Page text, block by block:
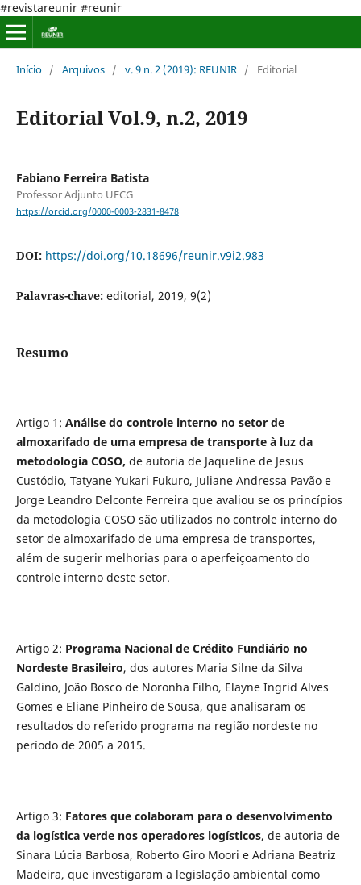
#revistareunir #reunir
Início / Arquivos / v. 9 n. 2 (2019): REUNIR / Editorial
Editorial Vol.9, n.2, 2019
Fabiano Ferreira Batista
Professor Adjunto UFCG
https://orcid.org/0000-0003-2831-8478
DOI: https://doi.org/10.18696/reunir.v9i2.983
Palavras-chave: editorial, 2019, 9(2)
Resumo
Artigo 1: Análise do controle interno no setor de
almoxarifado de uma empresa de transporte à luz da
metodologia COSO, de autoria de Jaqueline de Jesus
Custódio, Tatyane Yukari Fukuro, Juliane Andressa Pavão e
Jorge Leandro Delconte Ferreira que avaliou se os princípios
da metodologia COSO são utilizados no controle interno do
setor de almoxarifado de uma empresa de transportes,
além de sugerir melhorias para o aperfeiçoamento do
controle interno deste setor.
Artigo 2: Programa Nacional de Crédito Fundiário no
Nordeste Brasileiro, dos autores Maria Silne da Silva
Galdino, João Bosco de Noronha Filho, Elayne Ingrid Alves
Gomes e Eliane Pinheiro de Sousa, que analisaram os
resultados do referido programa na região nordeste no
período de 2005 a 2015.
Artigo 3: Fatores que colaboram para o desenvolvimento
da logística verde nos operadores logísticos, de autoria de
Sinara Lúcia Barbosa, Roberto Giro Moori e Adriana Beatriz
Madeira, que investigaram a legislação ambiental como